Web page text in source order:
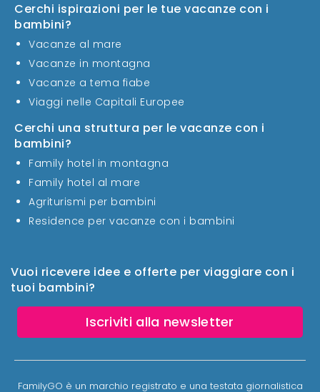
Vuoi ricevere idee e offerte per viaggiare con i
tuoi bambini?
Iscriviti alla newsletter
Cerchi ispirazioni per le tue vacanze con i
bambini?
Vacanze al mare
Vacanze in montagna
Vacanze a tema fiabe
Viaggi nelle Capitali Europee
Cerchi una struttura per le vacanze con i
bambini?
Family hotel in montagna
Family hotel al mare
Agriturismi per bambini
Residence per vacanze con i bambini
FamilyGO è un marchio registrato e una testata giornalistica